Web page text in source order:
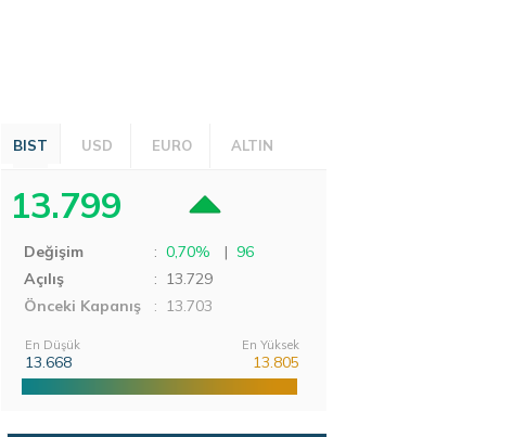
BIST USD EURO ALTIN
13.799
Değişim : 0,70% | 96
Açılış
: 13.729
Önceki Kapanış
: 13.703
En Düşük
13.668
En Yüksek
13.805